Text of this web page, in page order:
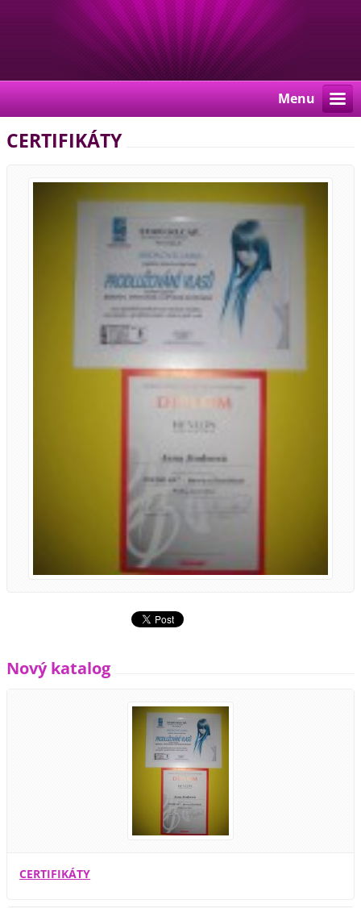
Menu
CERTIFIKÁTY
Nový katalog
CERTIFIKÁTY